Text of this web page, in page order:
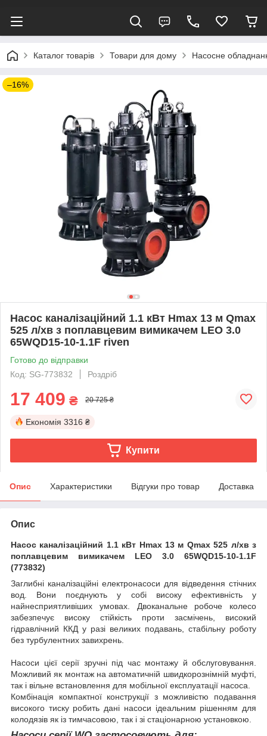
Каталог товарів Товари для дому Насосне
–16%
Насос каналізаційний 1.1 кВт Hmax 13 м Qmax
525 л/хв з поплавцевим вимикачем LEO 3.0
65WQD15-10-1.1F riven
Готово до відправки
Код: SG-773832
Роздріб
17 409 ₴ 20 725 ₴
Економія 3316 ₴
Купити
Опис Характеристики Відгуки про товар Доставка
Опис
Насос каналізаційний 1.1 кВт Hmax 13 м Qmax 525 л/хв з
поплавцевим вимикачем LEO 3.0 65WQD15-10-1.1F
(773832)
Заглибні каналізаційні електронасоси для відведення стічних
вод. Вони поєднують у собі високу ефективність у
найнесприятливіших умовах. Двоканальне робоче колесо
забезпечує високу стійкість проти засмічень, високий
гідравлічний ККД у разі великих подавань, стабільну роботу
без турбулентних завихрень.
Насоси цієї серії зручні під час монтажу й обслуговування.
Можливий як монтаж на автоматичній швидкорознімній муфті,
так і вільне встановлення для мобільної експлуатації насоса.
Комбінація компактної конструкції з можливістю подавання
високого тиску робить дані насоси ідеальним рішенням для
колодязів як із тимчасовою, так і зі стаціонарною установкою.